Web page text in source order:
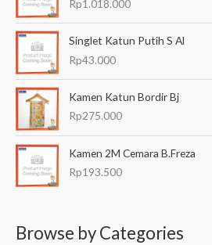
0
h
i
a
.
Rp1.018.000
Singlet Katun Putih S Al
Rp43.000
Kamen Katun Bordir Bj
Rp275.000
Kamen 2M Cemara B.Freza
Rp193.500
Browse by Categories